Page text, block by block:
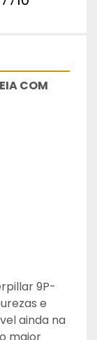
COM
9P-
e
ainda na